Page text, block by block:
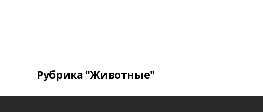
Рубрика "Животные"